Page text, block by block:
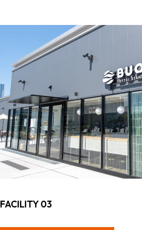
FACILITY 03